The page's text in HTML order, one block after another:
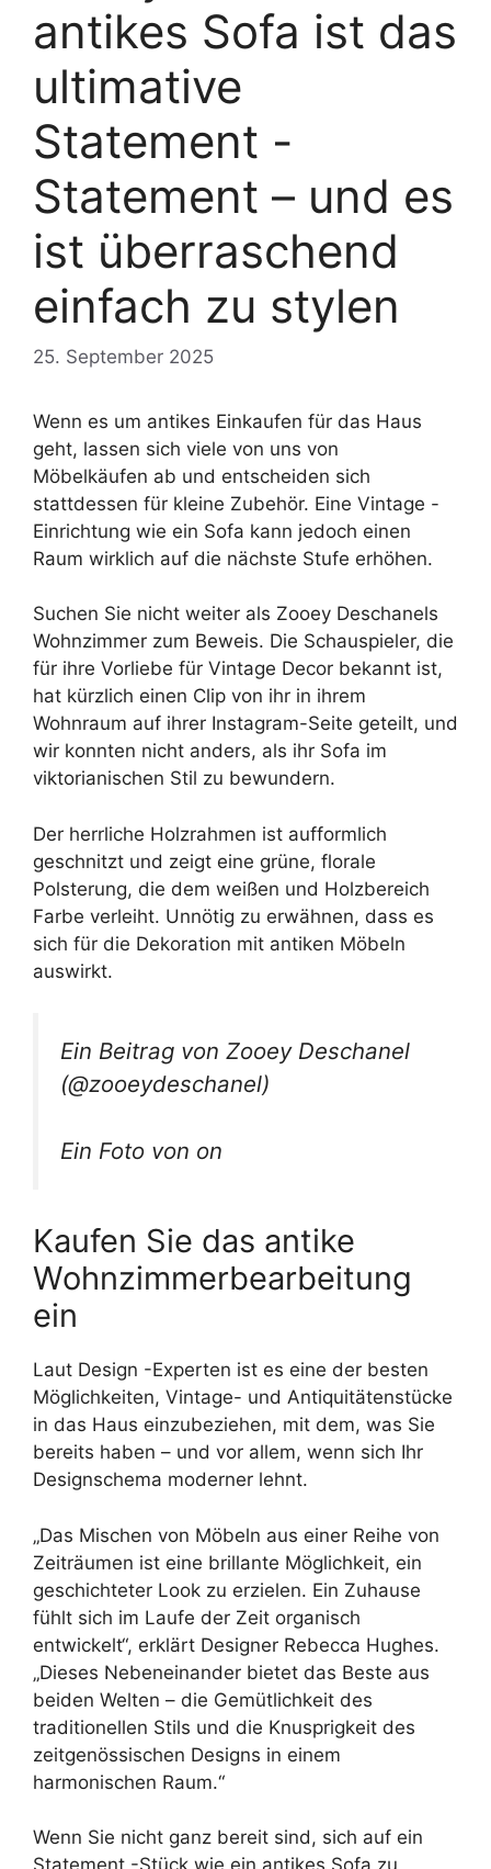
antikes Sofa ist das
ultimative
Statement -
Statement – und es
ist überraschend
einfach zu stylen
25. September 2025
Wenn es um antikes Einkaufen für das Haus
geht, lassen sich viele von uns von
Möbelkäufen ab und entscheiden sich
stattdessen für kleine Zubehör. Eine Vintage -
Einrichtung wie ein Sofa kann jedoch einen
Raum wirklich auf die nächste Stufe erhöhen.
Suchen Sie nicht weiter als Zooey Deschanels
Wohnzimmer zum Beweis. Die Schauspieler, die
für ihre Vorliebe für Vintage Decor bekannt ist,
hat kürzlich einen Clip von ihr in ihrem
Wohnraum auf ihrer Instagram-Seite geteilt, und
wir konnten nicht anders, als ihr Sofa im
viktorianischen Stil zu bewundern.
Der herrliche Holzrahmen ist aufformlich
geschnitzt und zeigt eine grüne, florale
Polsterung, die dem weißen und Holzbereich
Farbe verleiht. Unnötig zu erwähnen, dass es
sich für die Dekoration mit antiken Möbeln
auswirkt.
Ein Beitrag von Zooey Deschanel
(@zooeydeschanel)
Ein Foto von on
Kaufen Sie das antike
Wohnzimmerbearbeitung
ein
Laut Design -Experten ist es eine der besten
Möglichkeiten, Vintage- und Antiquitätenstücke
in das Haus einzubeziehen, mit dem, was Sie
bereits haben – und vor allem, wenn sich Ihr
Designschema moderner lehnt.
„Das Mischen von Möbeln aus einer Reihe von
Zeiträumen ist eine brillante Möglichkeit, ein
geschichteter Look zu erzielen. Ein Zuhause
fühlt sich im Laufe der Zeit organisch
entwickelt“, erklärt Designer Rebecca Hughes.
„Dieses Nebeneinander bietet das Beste aus
beiden Welten – die Gemütlichkeit des
traditionellen Stils und die Knusprigkeit des
zeitgenössischen Designs in einem
harmonischen Raum.“
Wenn Sie nicht ganz bereit sind, sich auf ein